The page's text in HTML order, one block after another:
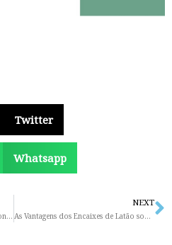
Twitter
Whatsapp
Explorando os diferentes tipos de conexões de latão e suas aplicações
NEXT
As Vantagens dos Encaixes de Latão sobre Outro Material